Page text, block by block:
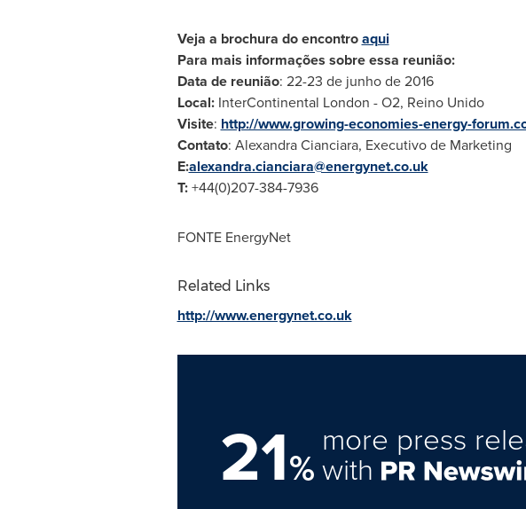
Veja a brochura do encontroaqui
Para mais informações sobre essa reunião:
Data de reunião: 22-23 de junho de 2016
Local:InterContinental London - O2, Reino Unido
Visite: http://www.growing-economies-energy-
Contato: Alexandra Cianciara, Executivo de Marketing
E:alexandra.cianciara@energynet.co.uk
T:+44(0)207-384-7936
FONTE EnergyNet
Related Links
http://www.energynet.co.uk
21%
more press
with